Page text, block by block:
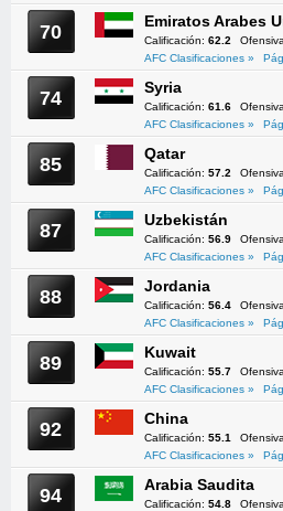
70 Emiratos Arabes
Calificación: 62.2
AFC Clasificaciones »
74 Syria
Calificación: 61.6
AFC Clasificaciones »
85 Qatar
Calificación: 57.2
AFC Clasificaciones »
87 Uzbekistán
Calificación: 56.9
AFC Clasificaciones »
88 Jordania
Calificación: 56.4
AFC Clasificaciones »
89 Kuwait
Calificación: 55.7
AFC Clasificaciones »
92 China
Calificación: 55.1
AFC Clasificaciones »
94 Arabia Saudita
Calificación: 54.8